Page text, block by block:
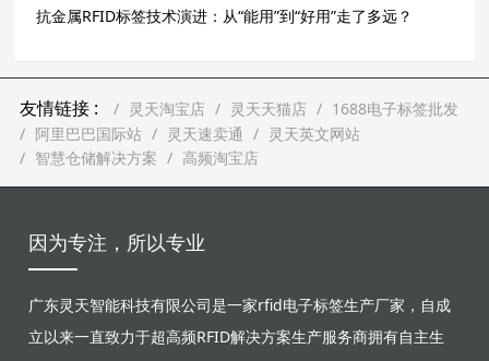
抗金属RFID标签技术演进：从“能用”到“好用”走了多远？
友情链接 : 灵天淘宝店 灵天天猫店
1688电子标签批发
阿里巴巴国际站
灵天速卖通
灵天英文网站
智慧仓储解决方案
高频淘宝店
因为专注，所以专业
广东灵天智能科技有限公司是一家rfid电子标签生产厂家，自成
立以来一直致力于超高频RFID解决方案生产服务商拥有自主生